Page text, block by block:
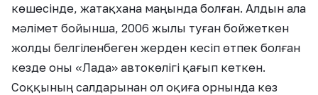
көшесінде, жатақхана маңында болған. Алдын ала
мәлімет бойынша, 2006 жылы туған бойжеткен
жолды белгіленбеген жерден кесіп өтпек болған
кезде оны «Лада» автокөлігі қағып кеткен.
Соққының салдарынан ол оқиға орнында көз